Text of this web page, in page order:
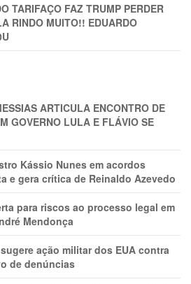
TARIFAÇO FAZ TRUMP PERDER
RINDO MUITO!! EDUARDO
ARTICULA ENCONTRO DE
GOVERNO LULA E FLÁVIO SE
Kássio Nunes em acordos
e gera crítica de Reinaldo Azevedo
para riscos ao processo legal em
Mendonça
ação militar dos EUA contra
de denúncias